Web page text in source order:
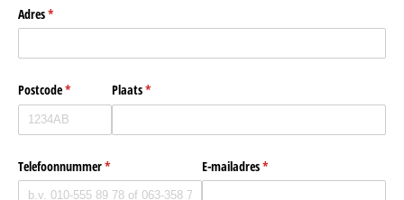
Adres*
(is vereist)
Postcode*
(is vereist)Plaats*
(is vereist)
Telefoonnummer*
(is vereist) E-mailadres*
(is vereist)